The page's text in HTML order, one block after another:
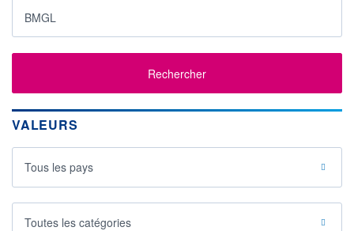
Rechercher
VALEURS
Tous les pays
Toutes les catégories